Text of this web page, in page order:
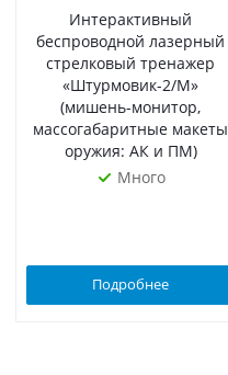
Интерактивный
беспроводной лазерный
стрелковый тренажер
«Штурмовик-2/М»
(мишень-монитор,
массогабаритные макеты
оружия: АК и ПМ)
Много
Подробнее